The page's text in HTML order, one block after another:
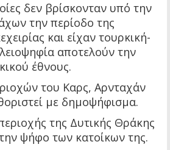
δεν βρίσκονταν υπό την
την περίοδο της
και είχαν τουρκική-
αποτελούν την
έθνους.
του Καρς, Αρνταχάν
με δημοψήφισμα.
της Δυτικής Θράκης
ψήφο των κατοίκων της.